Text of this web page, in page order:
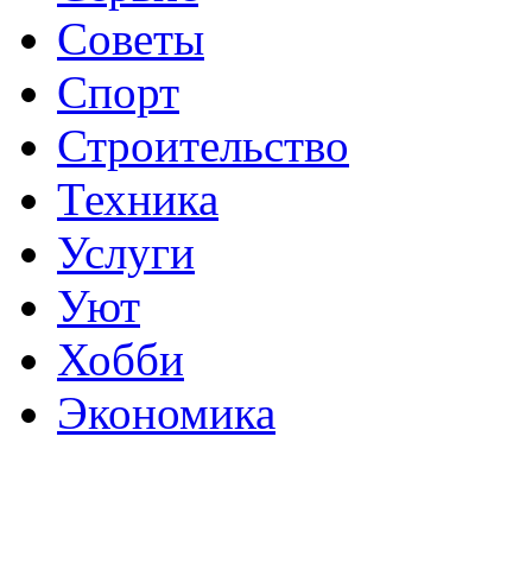
Советы
Спорт
Строительство
Техника
Услуги
Уют
Хобби
Экономика